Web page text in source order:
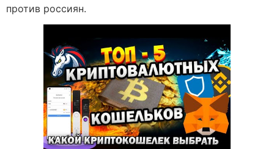
против россиян.